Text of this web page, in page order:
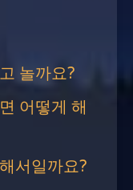
놀까요?
어떻게 해
서일까요?